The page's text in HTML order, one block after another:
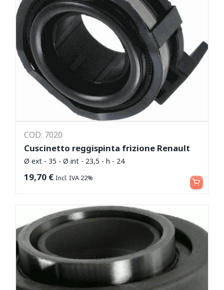
COD: 7020
Cuscinetto reggispinta frizione Renault
Ø ext - 35 - Ø int - 23,5 - h - 24
19,70 € Incl. IVA 22% Aggiungi al carrello